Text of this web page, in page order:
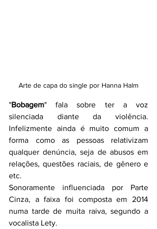
Arte de capa do single por Hanna Halm
"Bobagem" fala sobre ter a voz
silenciada diante da violência.
Infelizmente ainda é muito comum a
forma como as pessoas relativizam
qualquer denúncia, seja de abusos em
relações, questões raciais, de gênero e
etc.
Sonoramente influenciada por Parte
Cinza, a faixa foi composta em 2014
numa tarde de muita raiva, segundo a
vocalista Lety.